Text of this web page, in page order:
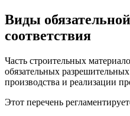
Виды
соответствия
Часть строительных
обязательных
производства и реализации
Этот перечень